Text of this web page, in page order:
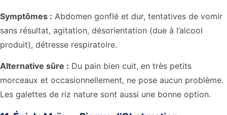
Symptômes : Abdomen gonflé et dur, tentatives de vomir
sans résultat, agitation, désorientation (due à l’alcool
produit), détresse respiratoire.
Alternative sûre : Du pain bien cuit, en très petits
morceaux et occasionnellement, ne pose aucun problème.
Les galettes de riz nature sont aussi une bonne option.